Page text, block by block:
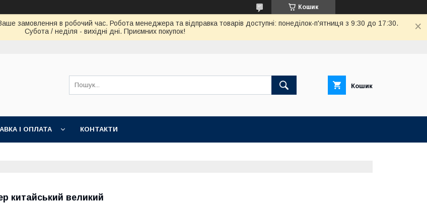
Кошик
замовлення в робочий час. Робота менеджера та відправка товарів доступні: понеділок-п'ятниця з 9:30 до 17:30.
Субота / неділя - вихідні дні. Приємних покупок!
Кошик
І ОПЛАТА КОНТАКТИ
китайський великий